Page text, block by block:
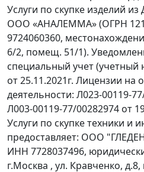
Услуги по скупке изделий
ООО «АНАЛЕММА» (ОГРН
9724060360,
6/2, помещ. 51/1).
специальный учет
от 25.11.2021г. Лицензии на
деятельности: Л023-00119-
Л003-00119-77/00282974 от
Услуги по скупке техники и
предоставляет: ООО
ИНН 7728037496,
г.Москва , ул. Кравченко,